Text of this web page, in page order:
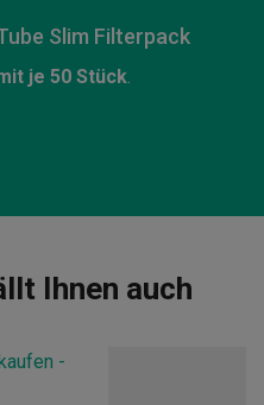
Slim Filterpack
je 50 Stück
Ihnen auch